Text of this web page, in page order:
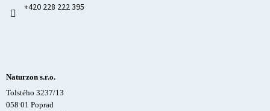
+420 228 222 395
Naturzon s.r.o.
Tolstého 3237/13
058 01 Poprad